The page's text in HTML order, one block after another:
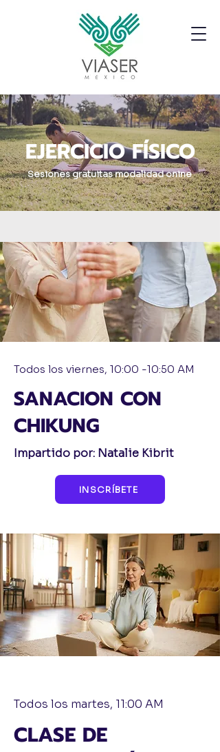
EJERCICIO FÍSICO
Sesiones gratuitas modalidad onine
Todos los viernes, 10:00 -10:50 AM
SANACION CON
CHIKUNG
Impartido por: Natalie Kibrit
INSCRÍBETE
Todos los martes, 11:00 AM
CLASE DE